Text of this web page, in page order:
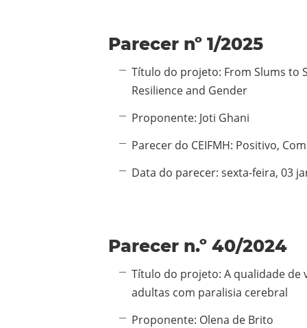
Parecer nº 1/2025
Informação adicional:
Título do projeto: From Slums to
Resilience and Gender
Proponente: Joti Ghani
Parecer do CEIFMH: Positivo,
Data do parecer: sexta-feira, 03
Parecer n.º 40/2024
Informação adicional:
Título do projeto: A qualidade de
adultas com paralisia cerebral
Proponente: Olena de Brito